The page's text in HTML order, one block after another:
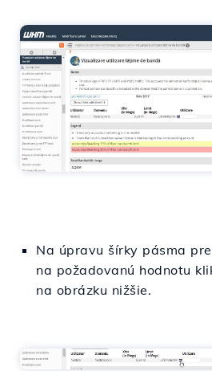
Na úpravu šírky pásma
na požadovanú hodnotu
na obrázku nižšie.